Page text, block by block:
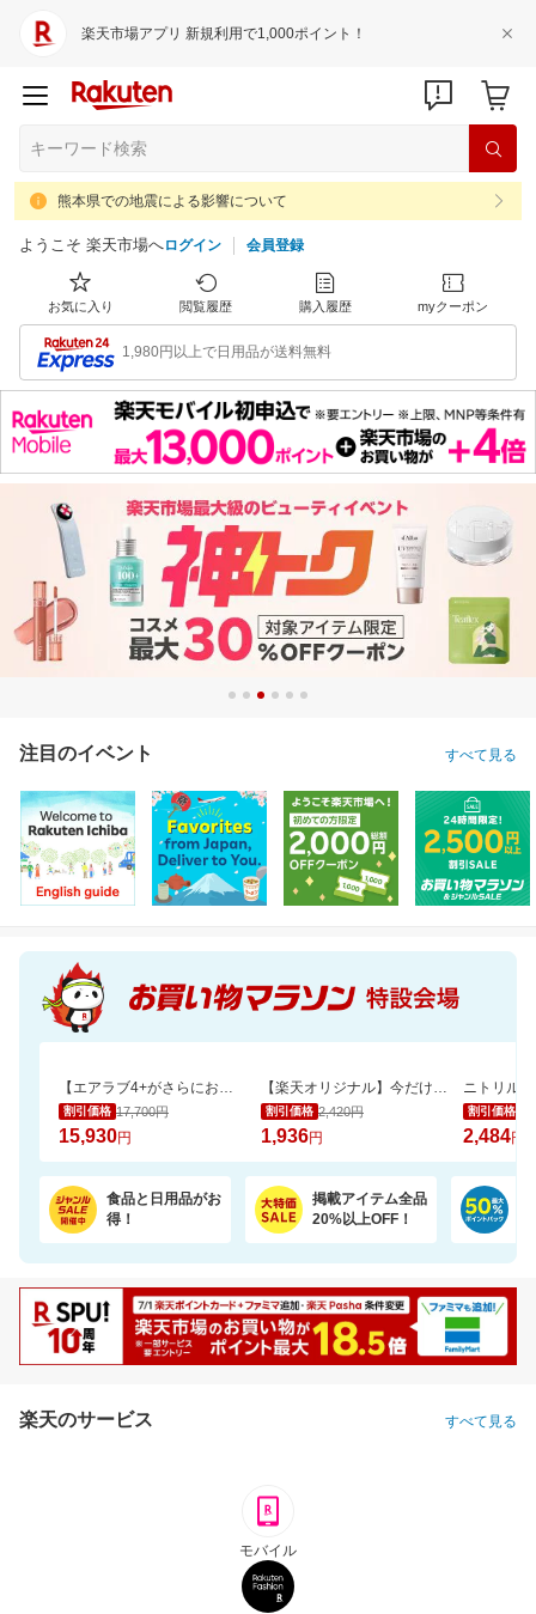
楽天市場アプリ 新規利用で1,000ポイント！
熊本県での地震による影響について
ようこそ 楽天市場へログイン 会員登録
お気に入り 閲覧履歴 購入履歴 myクーポン
1,980円以上で日用品が送料無料
注目のイベント すべて見る
【エアラブ4+がさらにお得に！数量限定でポーチプレゼントも】エアラブ5/4+ 2個セット
割引価格 17,700円
15,930円
【楽天オリジナル】今だけ20％OFFセール！高コスパのペットシーツ大容量！
割引価格 2,420円
1,936円
割引価格
2,484円
食品と日用品がお
得！
掲載アイテム全品
20%以上OFF！
楽天のサービス すべて見る
モバイル